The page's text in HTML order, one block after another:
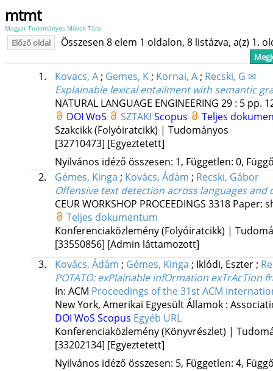
mtmt
Magyar Tudományos Művek Tára
Előző oldal Összesen 8 elem 1 oldalon, 8 listázva, a(z) 1.
1. Kovacs, A; Gemes, K; Kornai, A; Recski, G ✉
Explainable lexical entailment with semantic
NATURAL LANGUAGE ENGINEERING 29: 5 pp.
DOI WoS SZTAKI Scopus
Teljes
Szakcikk (Folyóiratcikk) | Tudományos
[32710473] [Egyeztetett]
Nyilvános idéző összesen: 1, Független: 0,
2.
Gémes, Kinga ; Kovács, Ádám ; Recski, Gábor
Offensive text detection across languages
CEUR WORKSHOP PROCEEDINGS 3318 Paper:
Teljes dokumentum
Konferenciaközlemény (Folyóiratcikk) |
[33550856] [Admin láttamozott]
3.
Kovács, Ádám ; Gémes, Kinga ; Iklódi, Eszter;
POTATO: exPlainable infOrmation exTrAcTion
In: ACM Proceedings of the 31st ACM
New York, Amerikai Egyesült Államok :
DOI WoS Scopus Egyéb URL
Konferenciaközlemény (Könyvrészlet) |
[33202134] [Egyeztetett]
Nyilvános idéző összesen: 5, Független: 4,